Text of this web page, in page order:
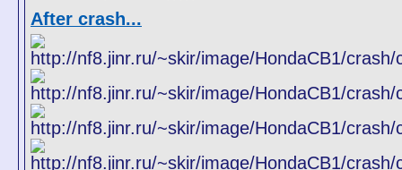
After crash...